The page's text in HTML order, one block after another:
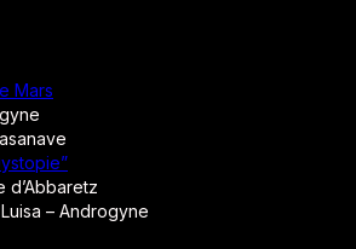
Mars
d’Abbaretz
– Androgyne